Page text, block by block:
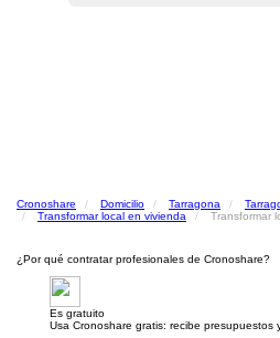
Cronoshare Domicilio Tarragona
Transformar local en vivienda
Transformar
¿Por qué contratar profesionales de Cronoshare?
Es gratuito
Usa Cronoshare gratis: recibe presupuestos